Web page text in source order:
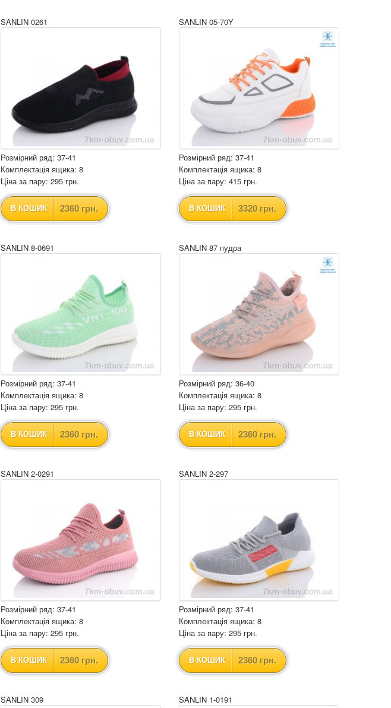
SANLIN 0261
Розмірний ряд: 37-41
Комплектація ящика: 8
Ціна за пару: 295 грн.
В КОШИК 2360 грн.
SANLIN 05-70Y
Розмірний ряд: 37-41
Комплектація ящика: 8
Ціна за пару: 415 грн.
В КОШИК 3320 грн.
SANLIN 8-0691
Розмірний ряд: 37-41
Комплектація ящика: 8
Ціна за пару: 295 грн.
В КОШИК 2360 грн.
SANLIN 87 пудра
Розмірний ряд: 36-40
Комплектація ящика: 8
Ціна за пару: 295 грн.
В КОШИК 2360 грн.
SANLIN 2-0291
Розмірний ряд: 37-41
Комплектація ящика: 8
Ціна за пару: 295 грн.
В КОШИК 2360 грн.
SANLIN 2-297
Розмірний ряд: 37-41
Комплектація ящика: 8
Ціна за пару: 295 грн.
В КОШИК 2360 грн.
SANLIN 309 SANLIN 1-0191